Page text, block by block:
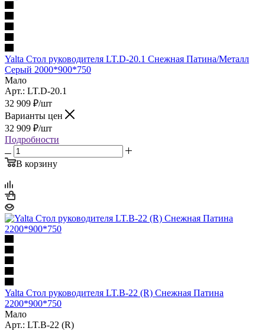
Yalta Стол руководителя LT.D-20.1 Снежная Патина/Металл
Серый 2000*900*750
Мало
Арт.: LT.D-20.1
32 909 ₽/шт
Варианты цен
32 909 ₽/шт
Подробности
В корзину
Yalta Стол руководителя LT.B-22 (R) Снежная Патина
2200*900*750
Мало
Арт.: LT.B-22 (R)